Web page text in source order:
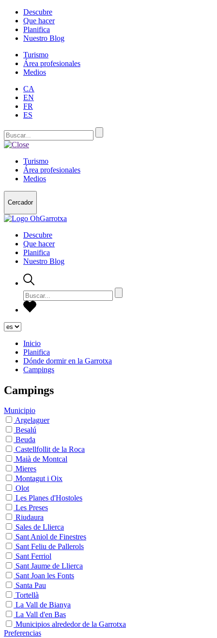
Descubre
Que hacer
Planifica
Nuestro Blog
Turismo
Área profesionales
Medios
CA
EN
FR
ES
Turismo
Área profesionales
Medios
Cercador
Descubre
Que hacer
Planifica
Nuestro Blog
Inicio
Planifica
Dónde dormir en la Garrotxa
Campings
Campings
Municipio
Argelaguer
Besalú
Beuda
Castellfollit de la Roca
Maià de Montcal
Mieres
Montagut i Oix
Olot
Les Planes d'Hostoles
Les Preses
Riudaura
Sales de Llierca
Sant Aniol de Finestres
Sant Feliu de Pallerols
Sant Ferriol
Sant Jaume de Llierca
Sant Joan les Fonts
Santa Pau
Tortellà
La Vall de Bianya
La Vall d'en Bas
Municipios alrededor de la Garrotxa
Preferencias